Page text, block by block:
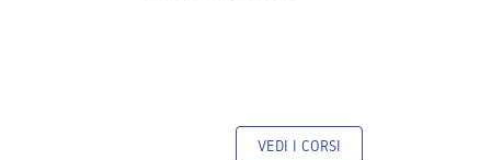
VEDI I CORSI